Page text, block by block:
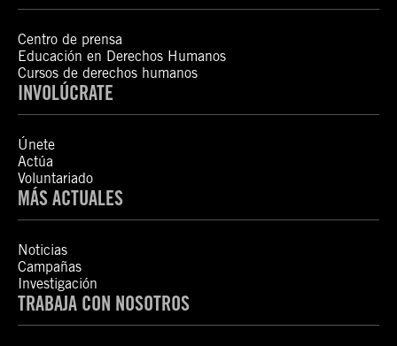
Centro de prensa
Educación en Derechos Humanos
Cursos de derechos humanos
INVOLÚCRATE
Únete
Actúa
Voluntariado
MÁS ACTUALES
Noticias
Campañas
Investigación
TRABAJA CON NOSOTROS